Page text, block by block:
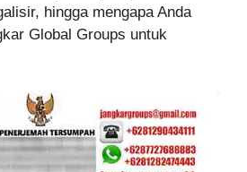
hingga mengapa Anda
Global Groups untuk